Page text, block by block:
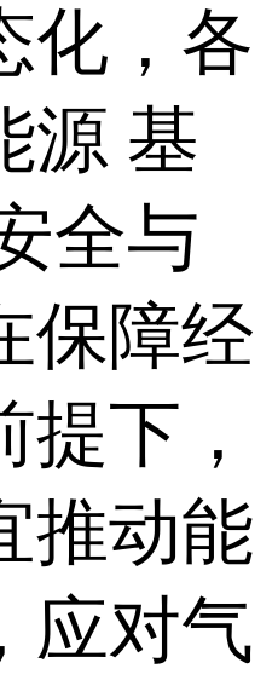
化，各
源 基
全与
保障经
下，
推动能
应对气